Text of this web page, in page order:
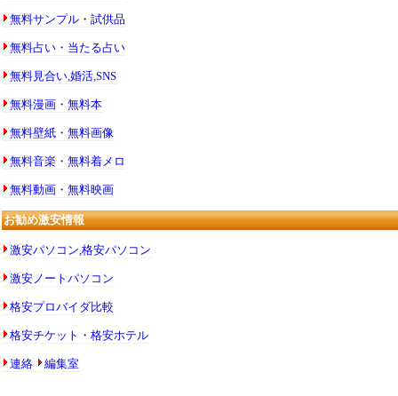
無料サンプル・試供品
無料占い・当たる占い
無料見合い,婚活,SNS
無料漫画・無料本
無料壁紙・無料画像
無料音楽・無料着メロ
無料動画・無料映画
お勧め激安情報
激安パソコン,格安パソコン
激安ノートパソコン
格安プロバイダ比較
格安チケット・格安ホテル
連絡 編集室